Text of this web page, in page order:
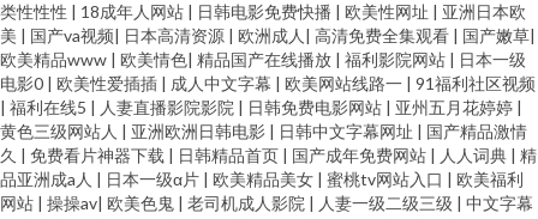
类性性性 | 18成年人网站 | 日韩电影免费快播 | 欧美性网址 | 亚洲日本欧
美 | 国产va视频| 日本高清资源 | 欧洲成人 | 高清免费全集观看 | 国产嫩草|
欧美精品www | 欧美情色| 精品国产在线播放 | 福利影院网站 | 日本一级
电影0 | 欧美性爱插插 | 成人中文字幕 | 欧美网站线路一 | 91福利社区视频
| 福利在线5 | 人妻直播影院影院 | 日韩免费电影网站 | 亚州五月花婷婷 |
黄色三级网站人 | 亚洲欧洲日韩电影 | 日韩中文字幕网址 | 国产精品激情
久 | 免费看片神器下载 | 日韩精品首页 | 国产成年免费网站 | 人人词典 | 精
品亚洲成a人 | 日本一级α片 | 欧美精品美女 | 蜜桃tv网站入口 | 欧美福利
网站 | 操操av| 欧美色鬼 | 老司机成人影院 | 人妻一级二级三级 | 中文字幕